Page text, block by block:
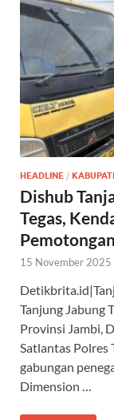
HEADLINE /
Dishub
Tegas,
15 November 2025
Tanjung Jabung
Provinsi Jambi,
Satlantas Polres
gabungan
Dimension …